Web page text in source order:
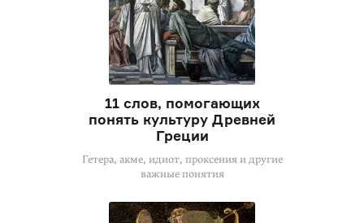
11 слов, помогающих
понять культуру Древней
Греции
Гетера, акме, идиот, проксения и другие
важные понятия